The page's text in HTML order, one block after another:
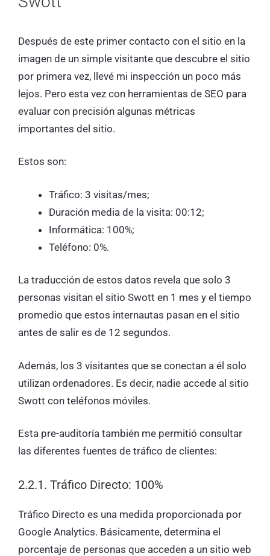
Después de este primer contacto con el sitio en la
imagen de un simple visitante que descubre el sitio
por primera vez, llevé mi inspección un poco más
lejos. Pero esta vez con herramientas de SEO para
evaluar con precisión algunas métricas
importantes del sitio.
Estos son:
Tráfico: 3 visitas/mes;
Duración media de la visita: 00:12;
Informática: 100%;
Teléfono: 0%.
La traducción de estos datos revela que solo 3
personas visitan el sitio Swott en 1 mes y el tiempo
promedio que estos internautas pasan en el sitio
antes de salir es de 12 segundos.
Además, los 3 visitantes que se conectan a él solo
utilizan ordenadores. Es decir, nadie accede al sitio
Swott con teléfonos móviles.
Esta pre-auditoría también me permitió consultar
las diferentes fuentes de tráfico de clientes:
2.2.1. Tráfico Directo: 100%
Tráfico Directo es una medida proporcionada por
Google Analytics. Básicamente, determina el
porcentaje de personas que acceden a un sitio web